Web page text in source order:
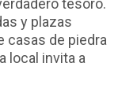
y plazas
casas de piedra
local invita a